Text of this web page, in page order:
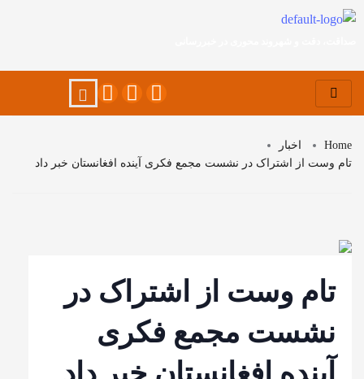
Home
اخبار
تام وست از اشتراک در نشست مجمع فکری آینده افغانستان خبر داد
تام وست از اشتراک در
نشست مجمع فکری